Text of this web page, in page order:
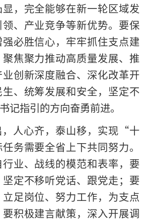
，完全能够在新一轮区域发
、产业竞争等新优势。要保
必胜信心，牢牢抓住支点建
焦聚力推动高质量发展、推
创新深度融合、深化改革开
、统筹发展和安全，坚定不
记指引的方向奋勇前进。
，人心齐，泰山移，实现“十
务需要全省上下共同努力。
业、战线的模范和表率，要
定不移听党话、跟党走；要
足岗位、努力工作，为支点
积极建言献策，深入开展调